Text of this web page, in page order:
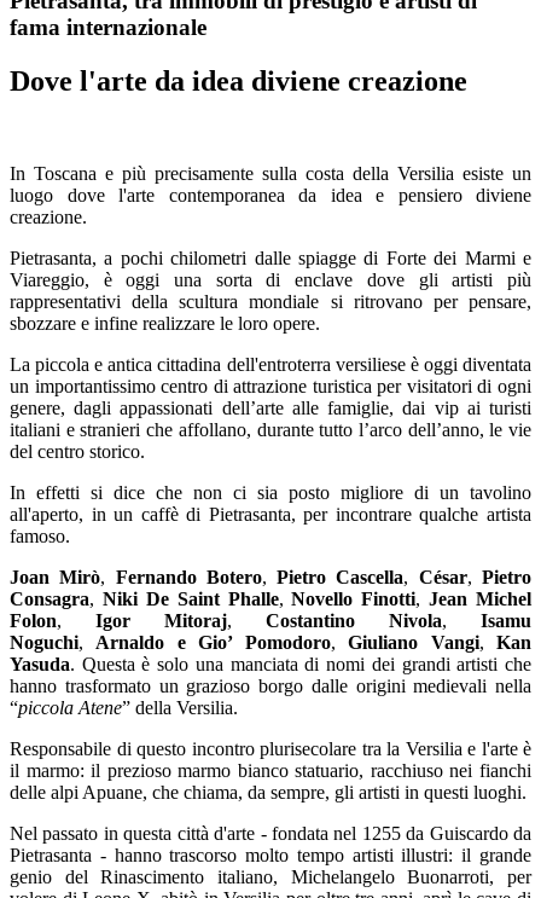
fama internazionale
Dove l'arte da idea diviene creazione
In Toscana e più precisamente sulla costa della Versilia esiste un
luogo dove l'arte contemporanea da idea e pensiero diviene
creazione.
Pietrasanta, a pochi chilometri dalle spiagge di Forte dei Marmi e
Viareggio, è oggi una sorta di enclave dove gli artisti più
rappresentativi della scultura mondiale si ritrovano per pensare,
sbozzare e infine realizzare le loro opere.
La piccola e antica cittadina dell'entroterra versiliese è oggi diventata
un importantissimo centro di attrazione turistica per visitatori di ogni
genere, dagli appassionati dell’arte alle famiglie, dai vip ai turisti
italiani e stranieri che affollano, durante tutto l’arco dell’anno, le vie
del centro storico.
In effetti si dice che non ci sia posto migliore di un tavolino
all'aperto, in un caffè di Pietrasanta, per incontrare qualche artista
famoso.
Joan Mirò, Fernando Botero,Pietro Cascella, César,Pietro
Consagra, Niki De Saint Phalle,Novello Finotti,Jean Michel
Folon, Igor Mitoraj, Costantino Nivola, Isamu
Noguchi, Arnaldo e Gio’ Pomodoro,Giuliano Vangi,Kan
Yasuda. Questa è solo una manciata di nomi dei grandi artisti che
hanno trasformato un grazioso borgo dalle origini medievali nella
“piccola Atene” della Versilia.
Responsabile di questo incontro plurisecolare tra la Versilia e l'arte è
il marmo: il prezioso marmo bianco statuario, racchiuso nei fianchi
delle alpi Apuane, che chiama, da sempre, gli artisti in questi luoghi.
Nel passato in questa città d'arte - fondata nel 1255 da Guiscardo da
Pietrasanta - hanno trascorso molto tempo artisti illustri: il grande
genio del Rinascimento italiano, Michelangelo Buonarroti, per